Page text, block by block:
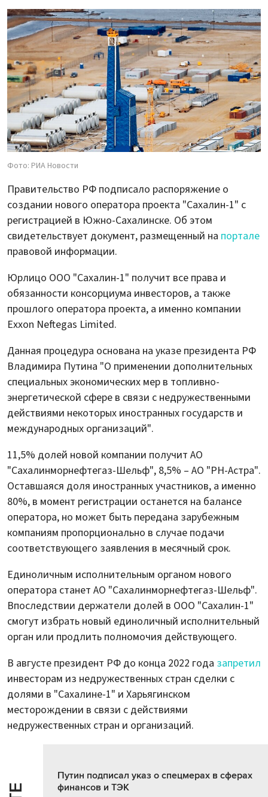
Фото: РИА Новости
Правительство РФ подписало распоряжение о
создании нового оператора проекта "Сахалин-1" с
регистрацией в Южно-Сахалинске. Об этом
свидетельствует документ, размещенный на портале
правовой информации.
Юрлицо ООО "Сахалин-1" получит все права и
обязанности консорциума инвесторов, а также
прошлого оператора проекта, а именно компании
Exxon Neftegas Limited.
Данная процедура основана на указе президента РФ
Владимира Путина "О применении дополнительных
специальных экономических мер в топливно-
энергетической сфере в связи с недружественными
действиями некоторых иностранных государств и
международных организаций".
11,5% долей новой компании получит АО
"Сахалинморнефтегаз-Шельф", 8,5% – АО "РН-Астра".
Оставшаяся доля иностранных участников, а именно
80%, в момент регистрации останется на балансе
оператора, но может быть передана зарубежным
компаниям пропорционально в случае подачи
соответствующего заявления в месячный срок.
Единоличным исполнительным органом нового
оператора станет АО "Сахалинморнефтегаз-Шельф".
Впоследствии держатели долей в ООО "Сахалин-1"
смогут избрать новый единоличный исполнительный
орган или продлить полномочия действующего.
В августе президент РФ до конца 2022 года запретил
инвесторам из недружественных стран сделки с
долями в "Сахалине-1" и Харьягинском
месторождении в связи с действиями
недружественных стран и организаций.
Путин подписал указ о спецмерах в сферах
финансов и ТЭК